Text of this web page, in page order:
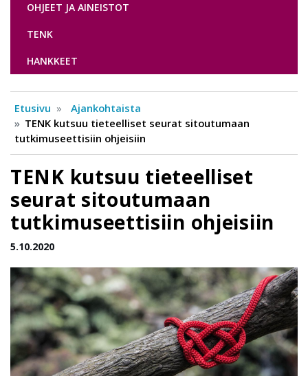
OHJEET JA AINEISTOT
TENK
HANKKEET
Etusivu
Ajankohtaista
TENK kutsuu tieteelliset seurat sitoutumaan
tutkimuseettisiin ohjeisiin
TENK kutsuu tieteelliset
seurat sitoutumaan
tutkimuseettisiin ohjeisiin
5.10.2020